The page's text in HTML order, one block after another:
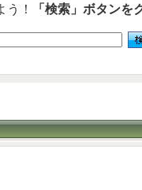
！ 「検索」ボタンを